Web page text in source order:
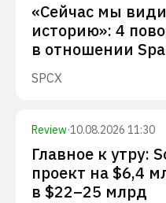
«Сейчас мы
историю»: 4
в отношении
SPCX
Review·10.08.2026 11:30
Главное к утру:
проект на $6,4
в $22–25 млрд